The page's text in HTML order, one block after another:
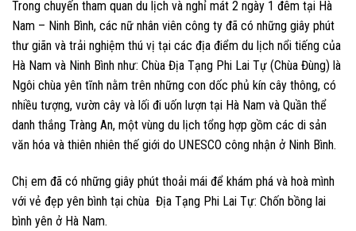
Trong chuyến tham quan du lịch và nghỉ mát 2 ngày 1 đêm tại Hà
Nam – Ninh Bình, các nữ nhân viên công ty đã có những giây phút
thư giãn và trải nghiệm thú vị tại các địa điểm du lịch nổi tiếng của
Hà Nam và Ninh Bình như: Chùa Địa Tạng Phi Lai Tự (Chùa Đùng) là
Ngôi chùa yên tĩnh nằm trên những con dốc phủ kín cây thông, có
nhiều tượng, vườn cây và lối đi uốn lượn tại Hà Nam và Quần thể
danh thắng Tràng An, một vùng du lịch tổng hợp gồm các di sản
văn hóa và thiên nhiên thế giới do UNESCO công nhận ở Ninh Bình.
Chị em đã có những giây phút thoải mái để khám phá và hoà mình
với vẻ đẹp yên bình tại chùa Địa Tạng Phi Lai Tự: Chốn bồng lai
bình yên ở Hà Nam.